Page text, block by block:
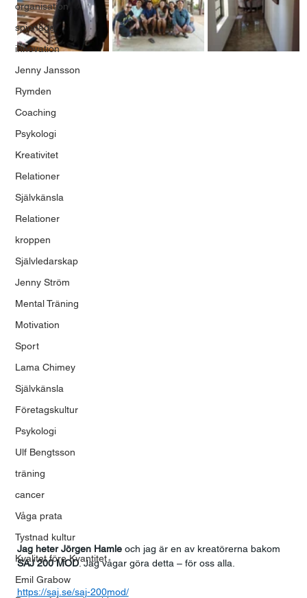
organisation
spionage
innovation
Jenny Jansson
Rymden
Coaching
Psykologi
Kreativitet
Relationer
Självkänsla
Relationer
kroppen
Självledarskap
Jenny Ström
Mental Träning
Motivation
Sport
Lama Chimey
Självkänsla
Företagskultur
Psykologi
Ulf Bengtsson
träning
cancer
Våga prata
Tystnad kultur
Kvalitet före Kvantitet
Emil Grabow
Jag heter Jörgen Hamle och jag är en av kreatörerna bakom
SAJ 200 MOD. Jag vågar göra detta – för oss alla.
https://saj.se/saj-200mod/